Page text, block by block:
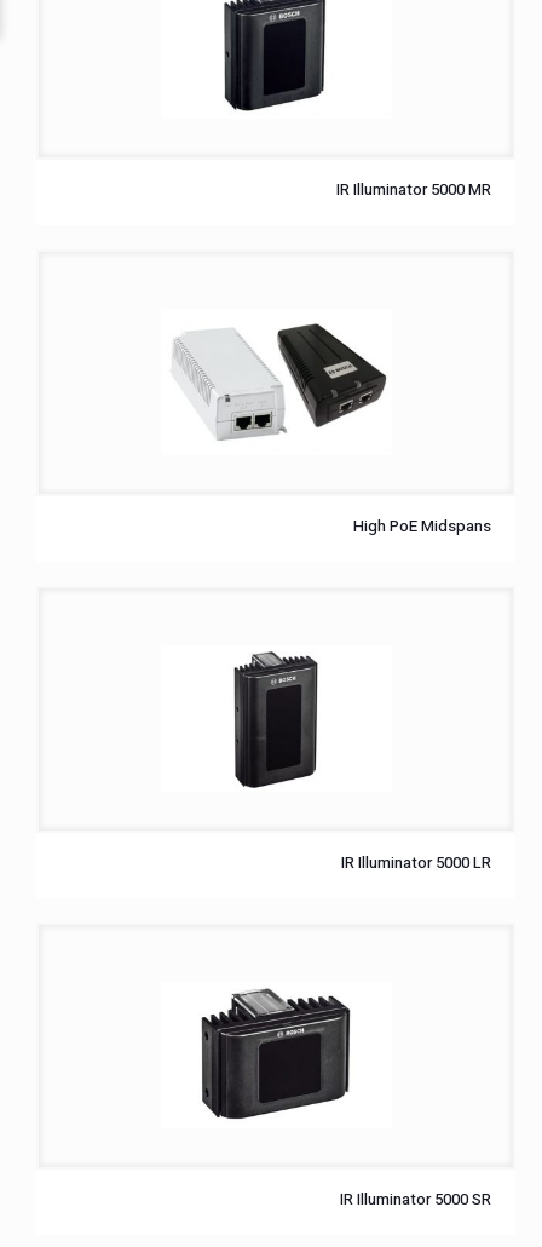
IR Illuminator 5000 MR
High PoE Midspans
IR Illuminator 5000 LR
IR Illuminator 5000 SR